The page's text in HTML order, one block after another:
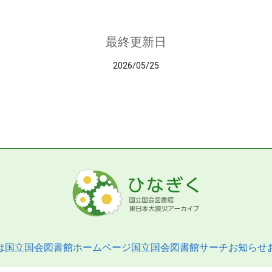
最終更新日
2026/05/25
国立国会図書館ホームページ国立国会図書館サーチお知らせ